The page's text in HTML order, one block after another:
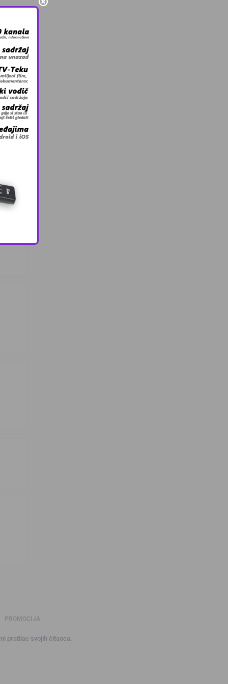
PROMOCIJA
pratilac svojih čitaoca.